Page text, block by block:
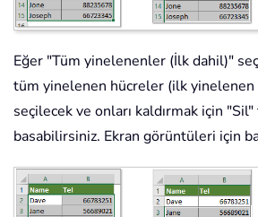
Eğer "Tüm yinelenenler (İlk dahil)"
tüm yinelenen hücreler (ilk yinelenen
seçilecek ve onları kaldırmak için
basabilirsiniz. Ekran görüntüleri için